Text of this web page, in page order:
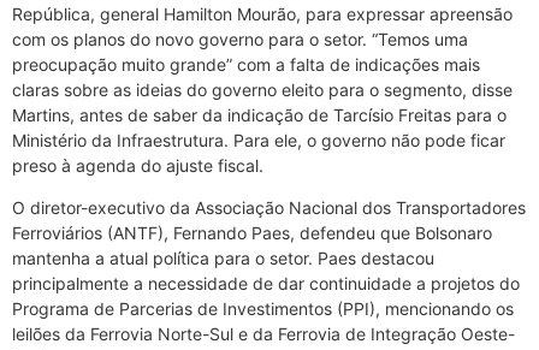
República, general Hamilton Mourão, para expressar apreensão
com os planos do novo governo para o setor. “Temos uma
preocupação muito grande” com a falta de indicações mais
claras sobre as ideias do governo eleito para o segmento, disse
Martins, antes de saber da indicação de Tarcísio Freitas para o
Ministério da Infraestrutura. Para ele, o governo não pode ficar
preso à agenda do ajuste fiscal.
O diretor-executivo da Associação Nacional dos Transportadores
Ferroviários (ANTF), Fernando Paes, defendeu que Bolsonaro
mantenha a atual política para o setor. Paes destacou
principalmente a necessidade de dar continuidade a projetos do
Programa de Parcerias de Investimentos (PPI), mencionando os
leilões da Ferrovia Norte-Sul e da Ferrovia de Integração Oeste-